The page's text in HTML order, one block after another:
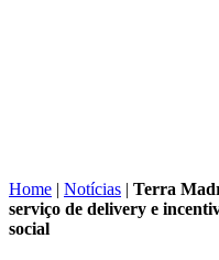
Home | Notícias | Terra
serviço de delivery e
social